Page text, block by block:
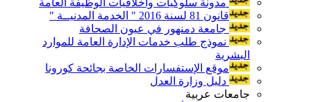
قانون 81 لسنة 2016 " الخدمة المدنيــة "
جامعة دمنهور في عيون الصحافة
نموذج طلب خدمات الإدارة العامة للموارد
البشرية
موقع الإستفسارات الخاصة بجائحة كورونا
دليل وزارة العدل
جامعات عربية